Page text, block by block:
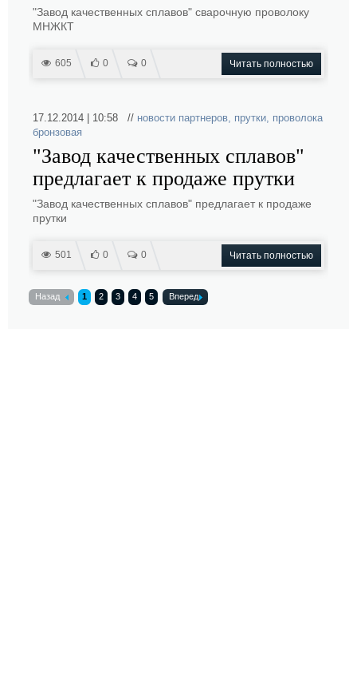
"Завод качественных сплавов" сварочную проволоку
МНЖКТ
605 0 0 Читать полностью
17.12.2014 | 10:58 // новости партнеров, прутки, проволока
бронзовая
"Завод качественных сплавов"
предлагает к продаже прутки
"Завод качественных сплавов" предлагает к продаже
прутки
501 0 0 Читать полностью
Назад 1 2 3 4 5 Вперед